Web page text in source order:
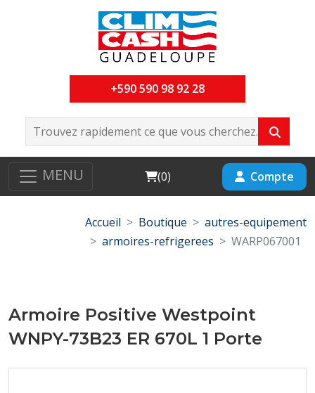
+590 590 98 92 28
MENU Cart
(0) Compte
Accueil Boutique
autres-equipement
armoires-refrigerees
WARP067001
Armoire Positive Westpoint
WNPY-73B23 ER 670L 1 Porte